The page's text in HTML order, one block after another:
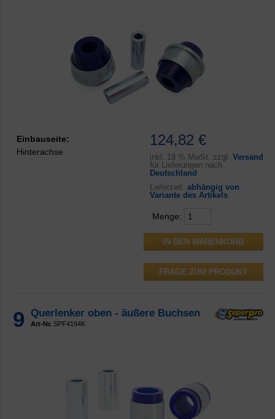
124,82 €
inkl. 19 % MwSt. zzgl. Versand
für Lieferungen nach
Deutschland
Lieferzeit: abhängig von
Variante des Artikels
Menge:
FRAGE ZUM PRODUKT
Einbauseite:
Hinterachse
9 Querlenker oben - äußere Buchsen
Art-Nr. SPF4194K